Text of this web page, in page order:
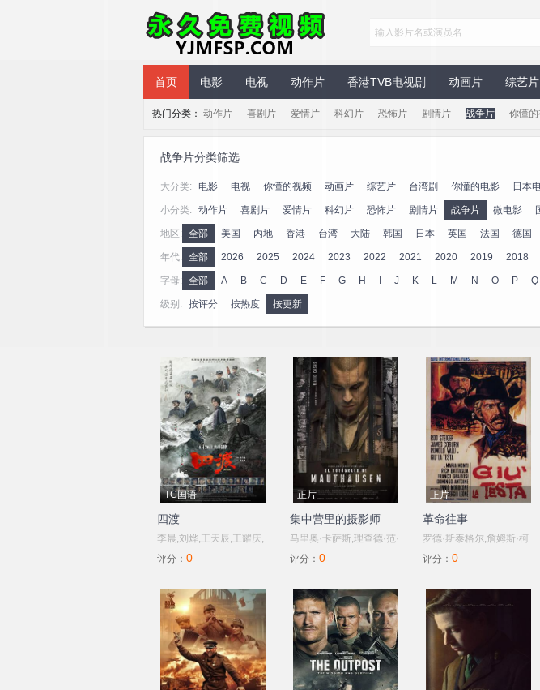
永久免费视频
首页 电影 电视 动作片 香港TVB电视剧 动画片 综艺片
热门分类： 动作片 喜剧片 爱情片 科幻片 恐怖片 剧情片 战争片 你懂的
战争片分类筛选
大分类: 电影 电视 你懂的视频 动画片 综艺片 台湾剧 你懂的电影 日本
小分类: 动作片 喜剧片 爱情片 科幻片 恐怖片 剧情片 战争片 微电影
地区: 全部 美国 内地 香港 台湾 大陆 韩国 日本 英国 法国 德国
年代: 全部 2026 2025 2024 2023 2022 2021 2020 2019 2018
字母: 全部 A B C D E F G H J K L M N O P Q
级别: 按评分 按热度 按更新
TC国语
四渡
李晨,刘烨,王天辰,王耀庆,
许魏洲,王志飞,王雷,于适
评分： 0
正片
集中营里的摄影师
马里奥·卡萨斯,理查德·范·
韦登,阿兰·埃尔南德斯,阿
赫,斯特凡·韦纳特,弗兰克·
费斯,卢卡·佩洛斯,玛卡蕾
娜·戈麦斯,丹尼斯·乌伊洛
基,玛丽安·科奇什
评分： 0
正片
革命往事
罗德·斯泰格尔,詹姆斯·柯
本,罗慕洛·瓦利,玛丽娅·蒙
格拉齐奥西
评分： 0